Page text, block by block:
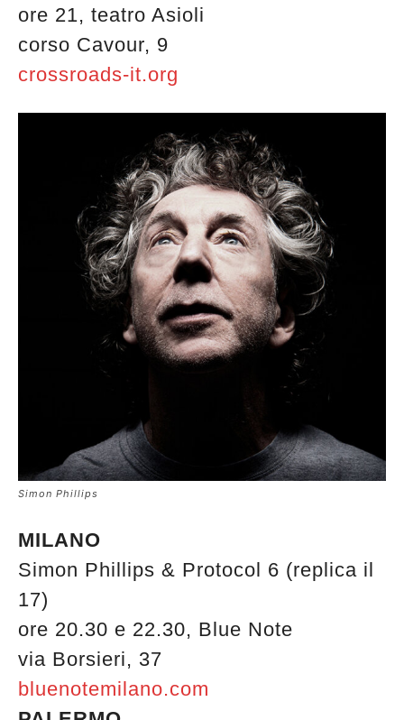
ore 21, teatro Asioli
corso Cavour, 9
crossroads-it.org
Simon Phillips
MILANO
Simon Phillips & Protocol 6 (replica il
17)
ore 20.30 e 22.30, Blue Note
via Borsieri, 37
bluenotemilano.com